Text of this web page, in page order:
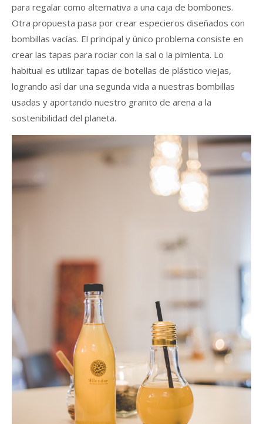
para regalar como alternativa a una caja de bombones.
Otra propuesta pasa por crear especieros diseñados con
bombillas vacías. El principal y único problema consiste en
crear las tapas para rociar con la sal o la pimienta. Lo
habitual es utilizar tapas de botellas de plástico viejas,
logrando así dar una segunda vida a nuestras bombillas
usadas y aportando nuestro granito de arena a la
sostenibilidad del planeta.